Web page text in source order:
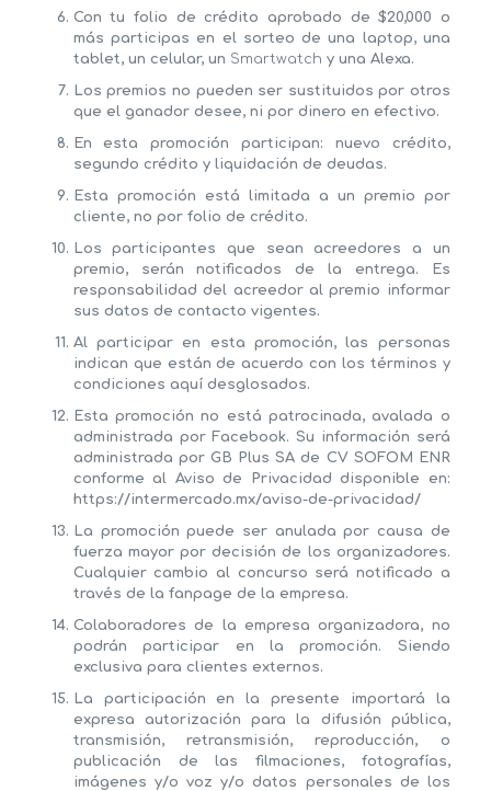
Con tu folio de crédito aprobado de $20,000 o
más participas en el sorteo de una laptop, una
tablet, un celular, un Smartwatch y una Alexa.
Los premios no pueden ser sustituidos por otros
que el ganador desee, ni por dinero en efectivo.
En esta promoción participan: nuevo crédito,
segundo crédito y liquidación de deudas.
Esta promoción está limitada a un premio por
cliente, no por folio de crédito.
Los participantes que sean acreedores a un
premio, serán notificados de la entrega. Es
responsabilidad del acreedor al premio informar
sus datos de contacto vigentes.
Al participar en esta promoción, las personas
indican que están de acuerdo con los términos y
condiciones aquí desglosados.
Esta promoción no está patrocinada, avalada o
administrada por Facebook. Su información será
administrada por GB Plus SA de CV SOFOM ENR
conforme al Aviso de Privacidad disponible en:
https://intermercado.mx/aviso-de-privacidad/
La promoción puede ser anulada por causa de
fuerza mayor por decisión de los organizadores.
Cualquier cambio al concurso será notificado a
través de la fanpage de la empresa.
Colaboradores de la empresa organizadora, no
podrán participar en la promoción. Siendo
exclusiva para clientes externos.
La participación en la presente importará la
expresa autorización para la difusión pública,
transmisión, retransmisión, reproducción, o
publicación de las filmaciones, fotografías,
imágenes y/o voz y/o datos personales de los